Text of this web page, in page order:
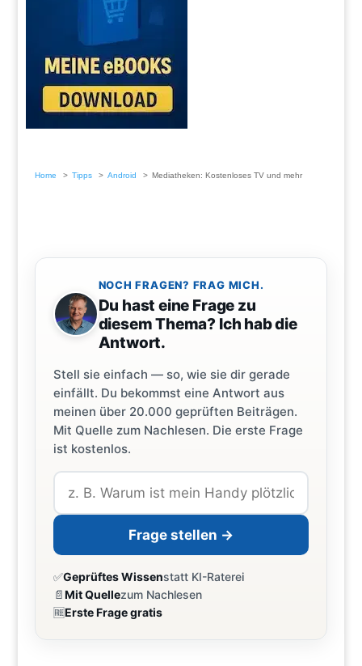
Home Tipps Android Mediatheken: Kostenloses TV und mehr
NOCH FRAGEN? FRAG MICH.
Du hast eine Frage zu
diesem Thema? Ich hab die
Antwort.
Stell sie einfach — so, wie sie dir gerade
einfällt. Du bekommst eine Antwort aus
meinen über 20.000 geprüften Beiträgen.
Mit Quelle zum Nachlesen. Die erste Frage
ist kostenlos.
Frage stellen →
✅Geprüftes Wissenstatt KI-Raterei
📄Mit Quellezum Nachlesen
🆓Erste Frage gratis